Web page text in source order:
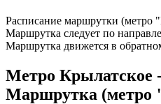
Расписание маршрутки (метро
Маршрутка следует по
Маршрутка движется в
Метро
Маршрутка